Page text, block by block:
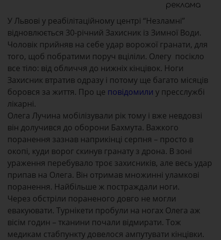
реклама
У Львові у реабілітаційному центрі “Незламні”
відновлюється 30-річний Захисник із Зимної Води.
Чоловік прийняв на себе удар ворожої гранати, для
того, щоб побратими поруч вціліли. Олегу посікло
все тіло: від обличчя до нижніх кінцівок. Ноги
Захисник втратив одразу і потому ще багато місяців
боровся за життя. Про це повідомили у пресслужбі
лікарні.
Олега Лучина мобілізували рік тому і вже невдовзі
він долучився до оборони Бахмута. Важкого
поранення зазнав наприкінці серпня – просто в
окопі, куди ворог скинув гранату з дрона. В зоні
ураження перебувало троє захисників, але весь удар
припав на Олега. Він отримав множинні уламкові
поранення. Найбільше ж постраждали ноги.
Через обстріли пораненого довго не могли
евакуювати. Турнікети пробули на ногах Олега аж
вісім годин – тканини почали відмирати. Тож
медикам стабпункту довелося ампутувати кінцівки.